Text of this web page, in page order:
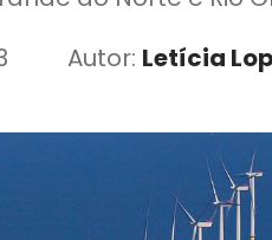
Autor: Letícia